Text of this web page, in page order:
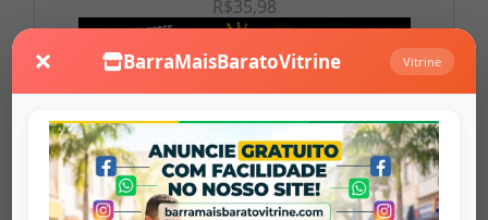
× BarraMaisBaratoVitrine Vitrine
R$35,98